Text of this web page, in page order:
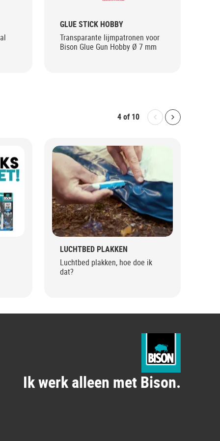
GLUE STICK HOBBY
Transparante lijmpatronen voor
Bison Glue Gun Hobby Ø 7 mm
4of 10
LUCHTBED PLAKKEN
Luchtbed plakken, hoe doe ik
dat?
Ik werk alleen met Bison.